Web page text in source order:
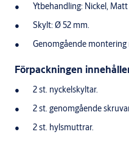
Ytbehandling: Nickel, Matt
Skylt: Ø 52 mm.
Genomgående
Förpackningen
2 st. nyckelskyltar.
2 st. genomgående
2 st. hylsmuttrar.